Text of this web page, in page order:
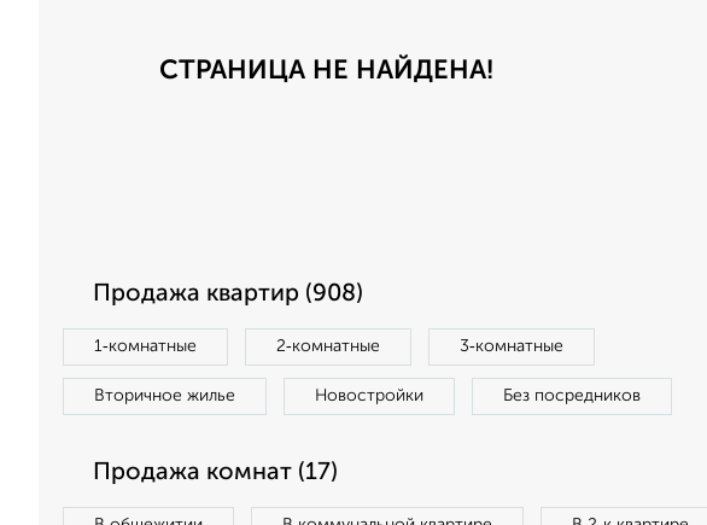
СТРАНИЦА НЕ НАЙДЕНА!
Продажа квартир (908)
1‑комнатные 2‑комнатные 3‑комнатные
Вторичное жилье Новостройки Без посредников
Продажа комнат (17)